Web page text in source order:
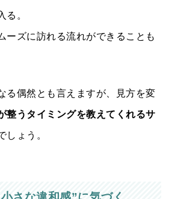
る。
ーズに訪れる流れができることも
る偶然とも言えますが、見方を変
整うタイミングを教えてくれるサ
しょう。